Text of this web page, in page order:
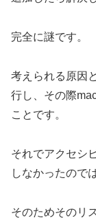
完全に謎です。
考えられる原因
行し、その際
ことです。
それでアクセシ
しなかったので
そのためそのリ